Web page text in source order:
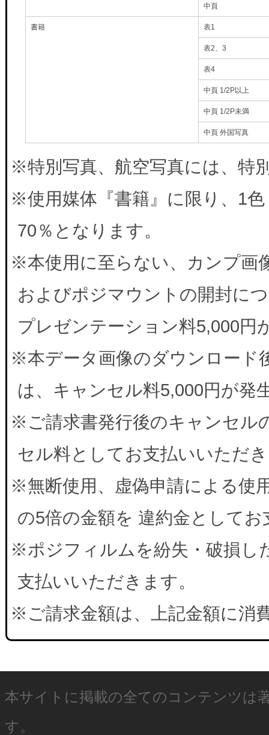
中頁
書籍 表1
表2、3
表4
中頁 1/2P以上
中頁 1/2P未満
中頁 外国写真
※特別写真、航空写真には、特
※使用媒体『書籍』に限り、1
70％となります。
※本使用に至らない、カンプ画
およびポジマウントの開封に
プレゼンテーション料5,000円
※本データ画像のダウンロード
は、キャンセル料5,000円が発
※ご請求書発行後のキャンセル
セル料としてお支払いいただ
※無断使用、虚偽申請による使
の5倍の金額を 違約金として
※ポジフィルムを紛失・破損し
支払いいただきます。
※ご請求金額は、上記金額に消
本サイトに掲載の全てのコンテンツは
す。